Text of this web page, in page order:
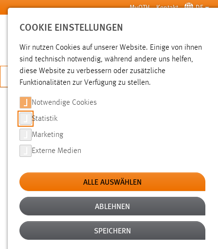
Zum Hauptinhalt springen MyOTH Kontakt DE
SUCHE
JETZT BEWERBEN
SUCHE
FILTER
Typ
Erstellungsdatum
Alter
COOKIE EINSTELLUNGEN
Wir nutzen Cookies auf unserer Website. Einige von ihnen
sind technisch notwendig, während andere uns helfen,
diese Website zu verbessern oder zusätzliche
Funktionalitäten zur Verfügung zu stellen.
Notwendige Cookies
Statistik
Marketing
Externe Medien
ALLE AUSWÄHLEN
ABLEHNEN
SPEICHERN